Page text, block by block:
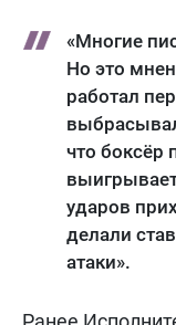
«Многие
Но это
работал
что боксёр
ударов
делали
атаки».